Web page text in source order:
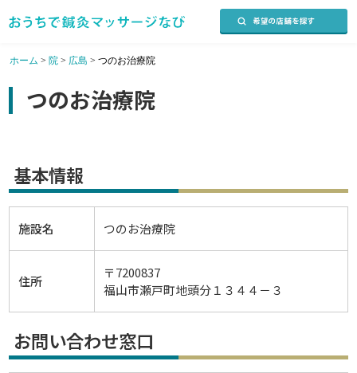
ホーム > 院> 広島 > つのお治療院
つのお治療院
基本情報
施設名 つのお治療院
住所
〒7200837
福山市瀬戸町地頭分１３４４－３
お問い合わせ窓口